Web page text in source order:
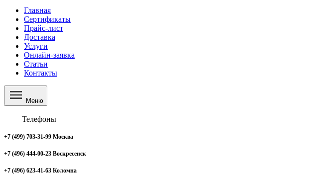
Главная
Сертификаты
Прайс-лист
Доставка
Услуги
Онлайн-заявка
Статьи
Контакты
Меню
Телефоны
+7 (499) 703-31-99 Москва
+7 (496) 444-00-23 Воскресенск
+7 (496) 623-41-63 Коломна